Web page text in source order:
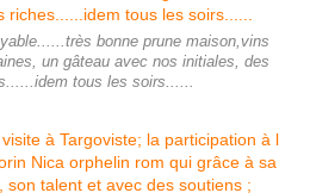
bonne prune maison,vins
un gâteau avec nos initiales, des
tous les soirs......